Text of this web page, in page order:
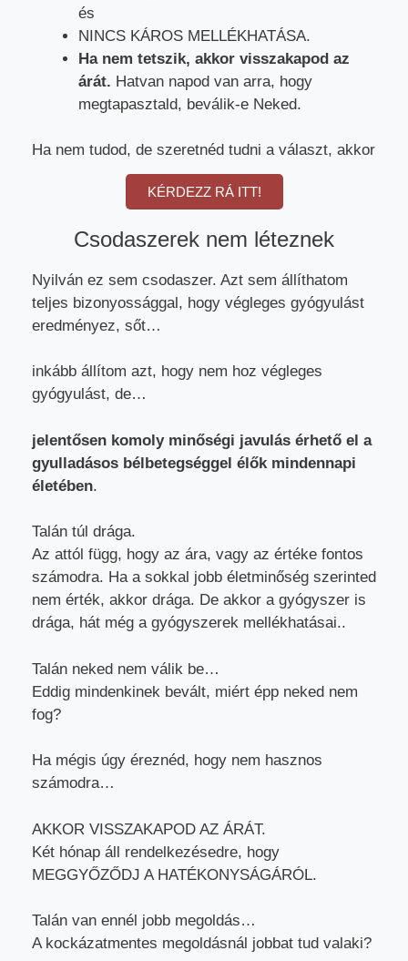
és
NINCS KÁROS MELLÉKHATÁSA.
Ha nem tetszik, akkor visszakapod az
árát. Hatvan napod van arra, hogy
megtapasztald, beválik-e Neked.
Ha nem tudod, de szeretnéd tudni a választ, akkor
KÉRDEZZ RÁ ITT!
Csodaszerek nem léteznek
Nyilván ez sem csodaszer. Azt sem állíthatom
teljes bizonyossággal, hogy végleges gyógyulást
eredményez, sőt…
inkább állítom azt, hogy nem hoz végleges
gyógyulást, de…
jelentősen komoly minőségi javulás érhető el a
gyulladásos bélbetegséggel élők mindennapi
életében.
Talán túl drága.
Az attól függ, hogy az ára, vagy az értéke fontos
számodra. Ha a sokkal jobb életminőség szerinted
nem érték, akkor drága. De akkor a gyógyszer is
drága, hát még a gyógyszerek mellékhatásai..
Talán neked nem válik be…
Eddig mindenkinek bevált, miért épp neked nem
fog?
Ha mégis úgy éreznéd, hogy nem hasznos
számodra…
AKKOR VISSZAKAPOD AZ ÁRÁT.
Két hónap áll rendelkezésedre, hogy
MEGGYŐZŐDJ A HATÉKONYSÁGÁRÓL.
Talán van ennél jobb megoldás…
A kockázatmentes megoldásnál jobbat tud valaki?